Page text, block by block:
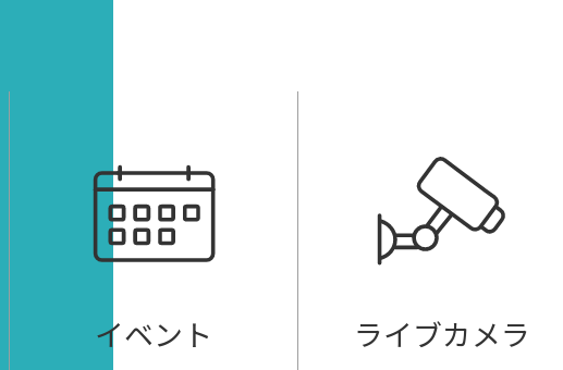
イベント ライブカメラ